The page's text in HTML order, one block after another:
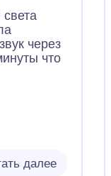
через
что
далее